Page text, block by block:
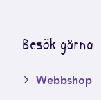
Besök gärna
Webbshop